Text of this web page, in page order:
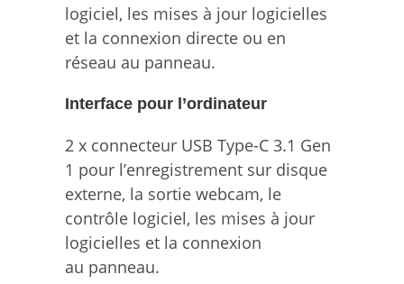
logiciel, les mises à jour logicielles
et la connexion directe ou en
réseau au panneau.
Interface pour l’ordinateur
2 x connecteur USB Type-C 3.1 Gen
1 pour l’enregistrement sur disque
externe, la sortie webcam, le
contrôle logiciel, les mises à jour
logicielles et la connexion
au panneau.